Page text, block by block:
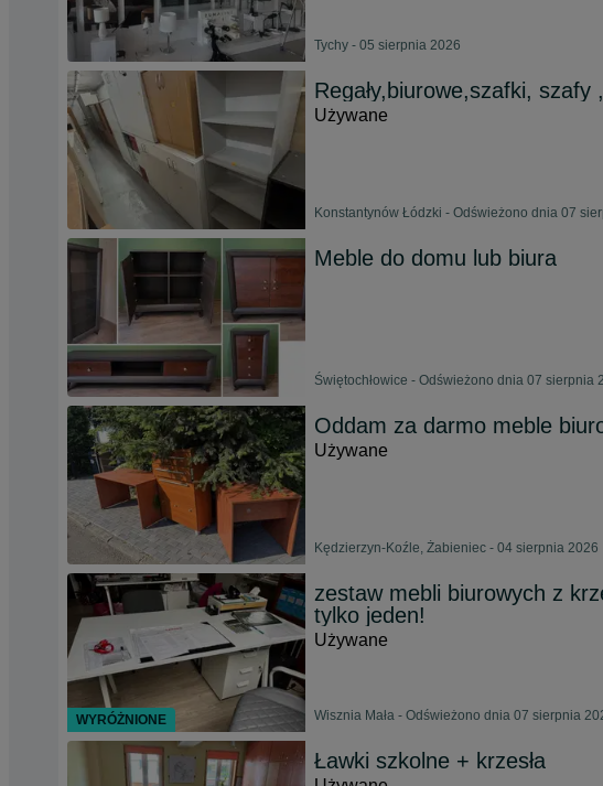
Tychy - 05 sierpnia 2026
Regały,biurowe,szafki,
Używane
Konstantynów Łódzki - Odświeżono dnia 07
Meble do domu lub biura
Świętochłowice - Odświeżono dnia 07 sierpnia
Oddam za darmo meble
Używane
Kędzierzyn-Koźle, Żabieniec - 04 sierpnia 2026
zestaw mebli biurowych z
tylko jeden!
Używane
Wisznia Mała - Odświeżono dnia 07 sierpnia
Ławki szkolne + krzesła
WYRÓŻNIONE